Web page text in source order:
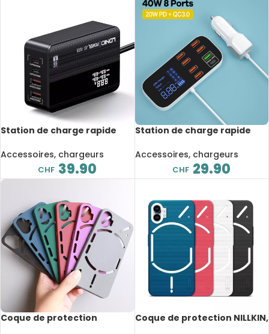
Station de charge rapide
iPhone 12, 13, MacBook, iPad,
PPS et PD
Accessoires, chargeurs
CHF 39.90
Station de charge rapide
voiture, 8 Ports, affichage
LED, Apple, Android, QC 3.0
PD
Accessoires, chargeurs
CHF 29.90
Coque de protection
Coque de protection NILLKIN,